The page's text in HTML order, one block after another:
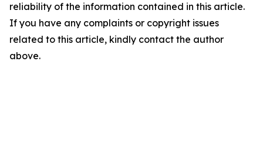
reliability of the information contained in this article.
If you have any complaints or copyright issues
related to this article, kindly contact the author
above.